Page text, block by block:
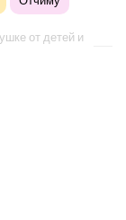
от детей и